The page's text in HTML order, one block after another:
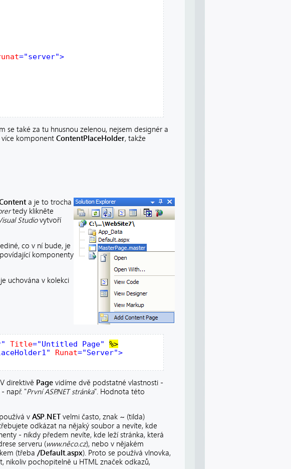
také za tu hnusnou zelenou, nejsem designér a
komponent ContentPlaceHolder, takže
a je to trocha
tedy klikněte
Studiovytvoří
co v ní bude, je
komponenty
uchována v kolekci
Title="Untitled Page"
Runat="Server">
direktivě Page vidíme dvě podstatné vlastnosti -
např. "První ASP.NET stránka". Hodnota této
v ASP.NET velmi často, znak ~ (tilda)
odkázat na nějaký soubor a nevíte, kde
- nikdy předem nevíte, kde leží stránka, která
serveru (www.něco.cz), nebo v nějakém
(třeba /Default.aspx). Proto se používá vlnovka,
nikoliv pochopitelně u HTML značek odkazů,